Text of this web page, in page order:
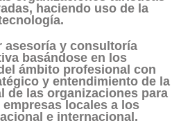
haciendo uso de la
asesoría y consultoría
basándose en los
ámbito profesional con
y entendimiento de la
de las organizaciones para
locales a los
e internacional.